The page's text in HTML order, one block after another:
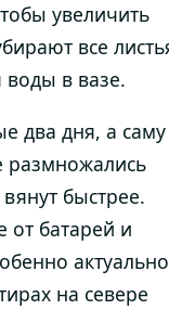
увеличить
все
воды в вазе.
два дня, а саму
размножались
быстрее.
от батарей и
актуально
на севере